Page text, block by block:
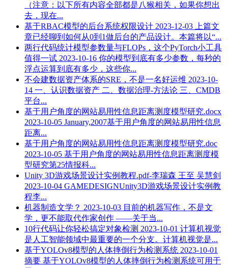
（注意：以下所有内容全部都是八猴相关，如果你想出
去，现在...
基于RBAC模型的后台系统权限设计 2023-12-03 上篇文
章已经聊到如何从0到1做后台的产品设计。本篇将以“...
两行代码统计模型参数量与FLOPs，这个PyTorch小工具
值得一试 2023-10-16 你的模型到底有多少参数，每秒的
浮点运算到底有多少，这些你...
不会建数据资产体系的SRE，不是一名好运维 2023-10-
14 一、认识数据资产 二、数据治理-方法论 三、CMDB
平台...
基于用户角度的网站易用性信息距离测度模型研究.docx
2023-10-05 January,2007基于用户角度的网站易用性信息
距离...
基于用户角度的网站易用性信息距离测度模型研究.doc
2023-10-05 基于用户角度的网站易用性信息距离测度模
型研究第25情报科...
Unity 3D游戏场景设计实例教程.pdf-李瑞森 王至 吴慧剑
2023-10-04 GAMEDESIGNUnity3D游戏场景设计实例教
程李...
机器制造文学？ 2023-10-03 目前的机器写作，不是文
学，更不能取代作家创作 ——关于当...
10行代码让你轻松搞定对象检测 2023-10-01 计算机视觉
是人工智能领域中最重要的一个分支。计算机视觉是...
基于YOLOv8模型的人体摔倒行为检测系统 2023-10-01
摘要 基于YOLOv8模型的人体摔倒行为检测系统可用于